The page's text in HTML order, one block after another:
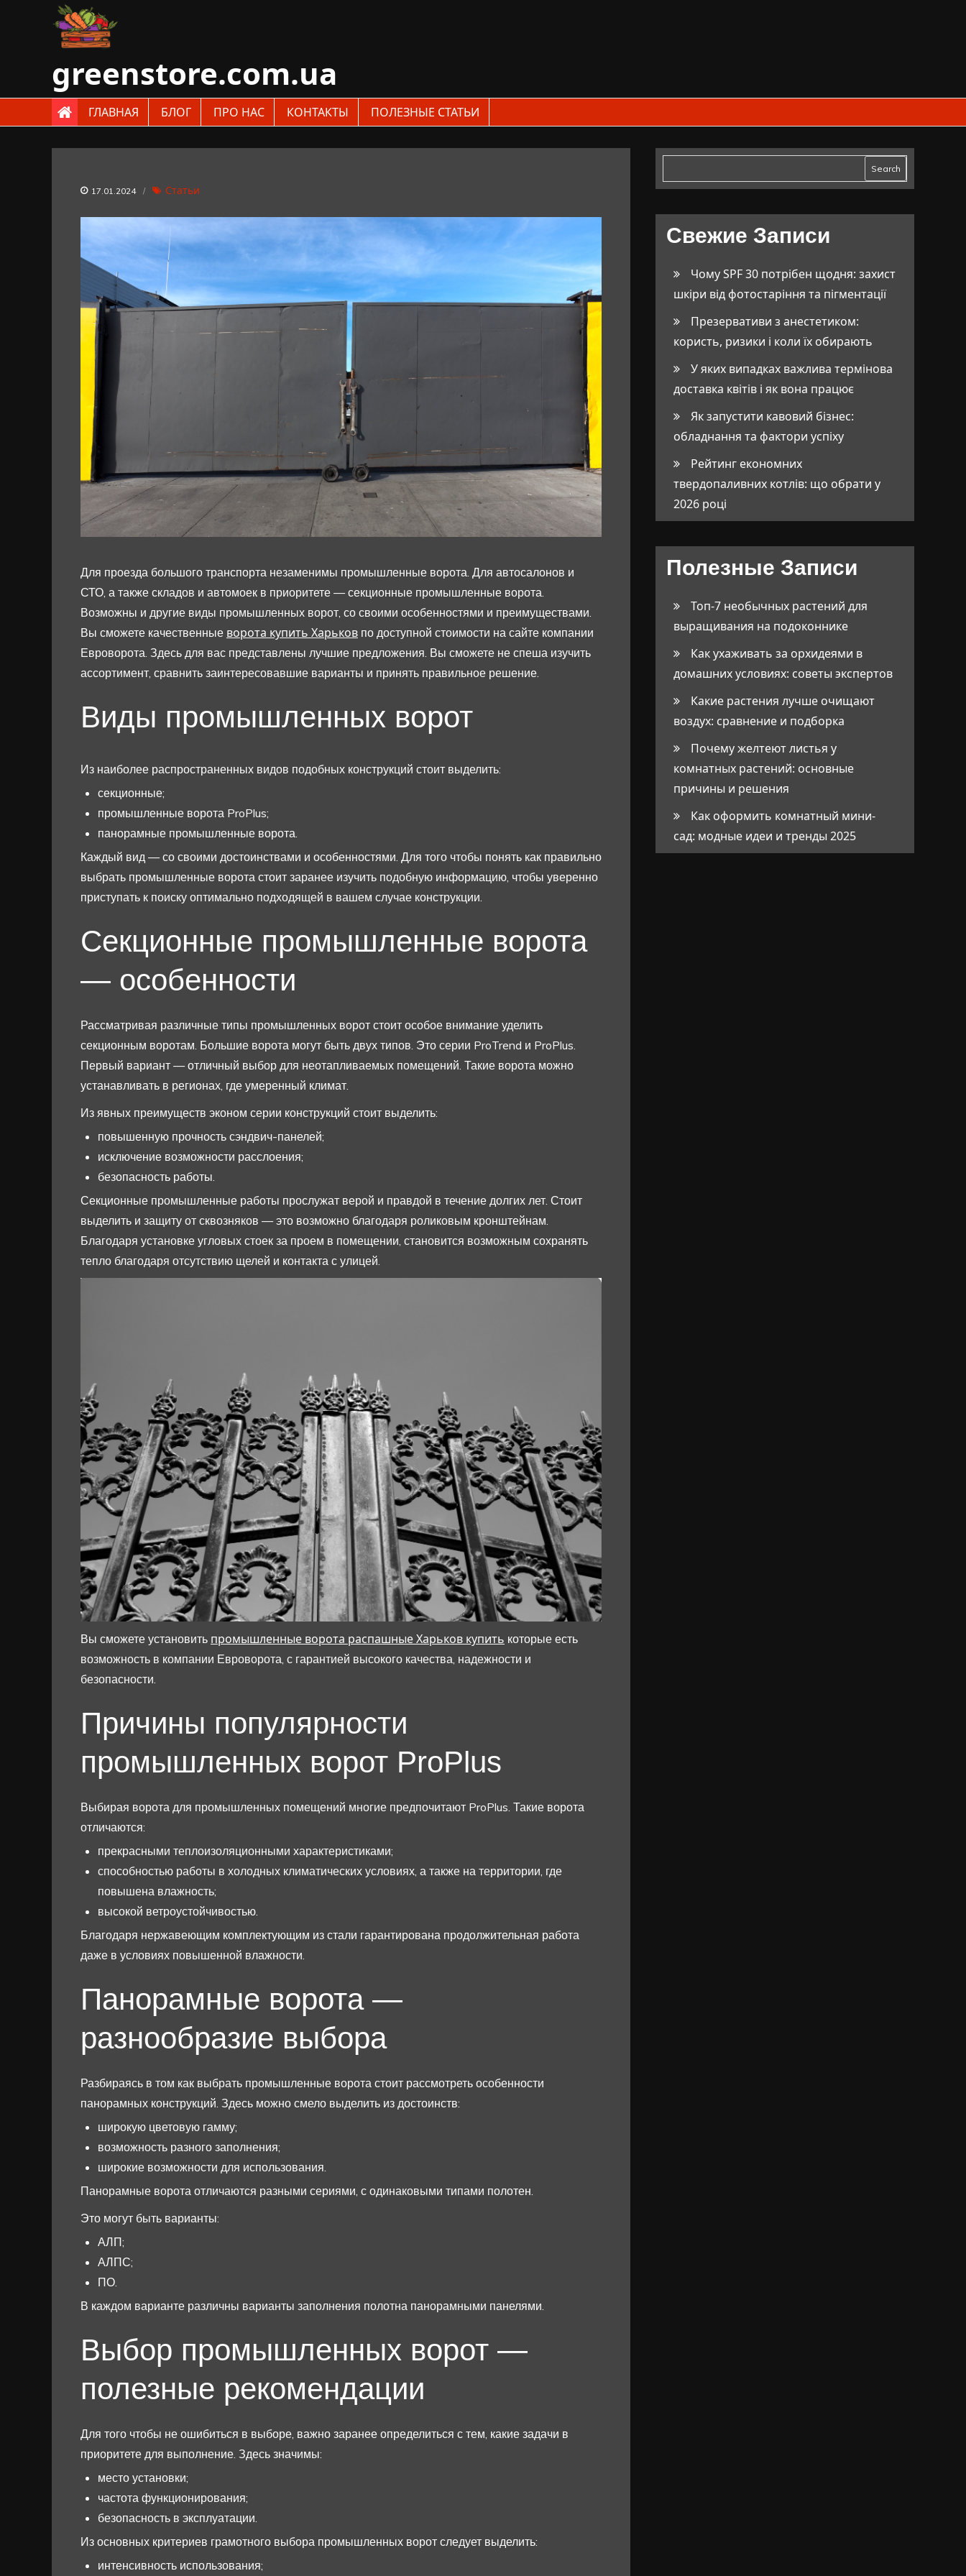
greenstore.com.ua
ГЛАВНАЯ БЛОГ ПРО НАС КОНТАКТЫ ПОЛЕЗНЫЕ СТАТЬИ
17.01.2024 Статьи
Для проезда большого транспорта незаменимы промышленные ворота. Для автосалонов и
СТО, а также складов и автомоек в приоритете — секционные промышленные ворота.
Возможны и другие виды промышленных ворот, со своими особенностями и преимуществами.
Вы сможете качественные ворота купить Харьков по доступной стоимости на сайте компании
Евроворота. Здесь для вас представлены лучшие предложения. Вы сможете не спеша изучить
ассортимент, сравнить заинтересовавшие варианты и принять правильное решение.
Виды промышленных ворот
Из наиболее распространенных видов подобных конструкций стоит выделить:
секционные;
промышленные ворота ProPlus;
панорамные промышленные ворота.
Каждый вид — со своими достоинствами и особенностями. Для того чтобы понять как правильно
выбрать промышленные ворота стоит заранее изучить подобную информацию, чтобы уверенно
приступать к поиску оптимально подходящей в вашем случае конструкции.
Секционные промышленные ворота
— особенности
Рассматривая различные типы промышленных ворот стоит особое внимание уделить
секционным воротам. Большие ворота могут быть двух типов. Это серии ProTrend и ProPlus.
Первый вариант — отличный выбор для неотапливаемых помещений. Такие ворота можно
устанавливать в регионах, где умеренный климат.
Из явных преимуществ эконом серии конструкций стоит выделить:
повышенную прочность сэндвич-панелей;
исключение возможности расслоения;
безопасность работы.
Секционные промышленные работы прослужат верой и правдой в течение долгих лет. Стоит
выделить и защиту от сквозняков — это возможно благодаря роликовым кронштейнам.
Благодаря установке угловых стоек за проем в помещении, становится возможным сохранять
тепло благодаря отсутствию щелей и контакта с улицей.
Вы сможете установить промышленные ворота распашные Харьков купить которые есть
возможность в компании Евроворота, с гарантией высокого качества, надежности и
безопасности.
Причины популярности
промышленных ворот ProPlus
Выбирая ворота для промышленных помещений многие предпочитают ProPlus. Такие ворота
отличаются:
прекрасными теплоизоляционными характеристиками;
способностью работы в холодных климатических условиях, а также на территории, где
повышена влажность;
высокой ветроустойчивостью.
Благодаря нержавеющим комплектующим из стали гарантирована продолжительная работа
даже в условиях повышенной влажности.
Панорамные ворота —
разнообразие выбора
Разбираясь в том как выбрать промышленные ворота стоит рассмотреть особенности
панорамных конструкций. Здесь можно смело выделить из достоинств:
широкую цветовую гамму;
возможность разного заполнения;
широкие возможности для использования.
Панорамные ворота отличаются разными сериями, с одинаковыми типами полотен.
Это могут быть варианты:
АЛП;
АЛПС;
ПО.
В каждом варианте различны варианты заполнения полотна панорамными панелями.
Выбор промышленных ворот —
полезные рекомендации
Для того чтобы не ошибиться в выборе, важно заранее определиться с тем, какие задачи в
приоритете для выполнение. Здесь значимы:
место установки;
частота функционирования;
безопасность в эксплуатации.
Из основных критериев грамотного выбора промышленных ворот следует выделить:
интенсивность использования;
Search
Свежие Записи
Чому SPF 30 потрібен щодня: захист
шкіри від фотостаріння та пігментації
Презервативи з анестетиком:
користь, ризики і коли їх обирають
У яких випадках важлива термінова
доставка квітів і як вона працює
Як запустити кавовий бізнес:
обладнання та фактори успіху
Рейтинг економних
твердопаливних котлів: що обрати у
2026 році
Полезные Записи
Топ-7 необычных растений для
выращивания на подоконнике
Как ухаживать за орхидеями в
домашних условиях: советы экспертов
Какие растения лучше очищают
воздух: сравнение и подборка
Почему желтеют листья у
комнатных растений: основные
причины и решения
Как оформить комнатный мини-
сад: модные идеи и тренды 2025